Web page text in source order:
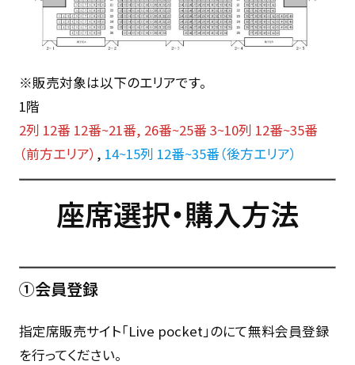
※販売対象は以下のエリアです。
1階
2列 12番 12番~21番, 26番~25番 3~10列 12番~35番
（前方エリア） , 14~15列 12番~35番（後方エリア）
座席選択・購入方法
①会員登録
指定席販売サイト「Live pocket」のにて無料会員登録
を行ってください。